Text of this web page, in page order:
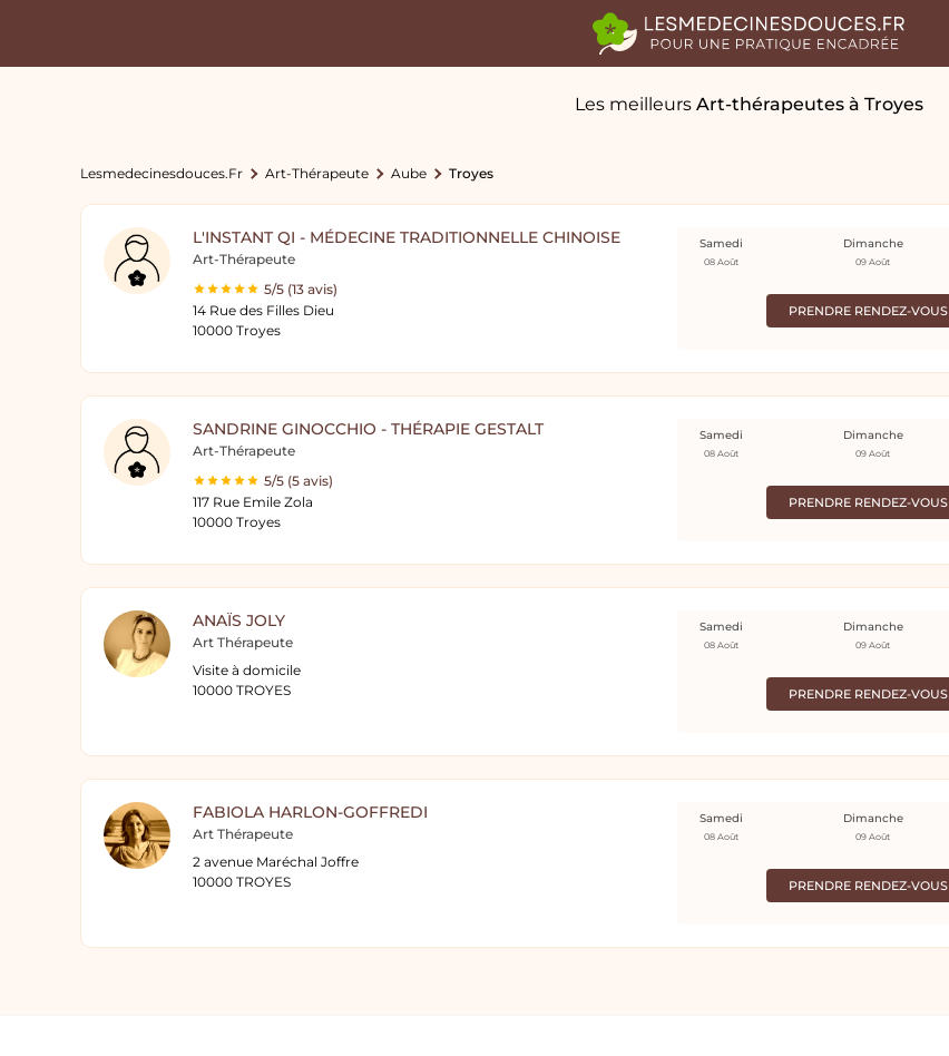
Les meilleurs Art-thérapeutes à Troyes
Lesmedecinesdouces.fr Art-Thérapeute Aube Troyes
L'INSTANT QI - MÉDECINE TRADITIONNELLE CHINOISE
Art-Thérapeute
5/5 (13 avis)
14 Rue des Filles Dieu
10000 Troyes
PRENDRE RENDEZ-VOUS
Samedi
08 Août
Dimanche
09 Août
SANDRINE GINOCCHIO - THÉRAPIE GESTALT
Art-Thérapeute
5/5 (5 avis)
117 Rue Emile Zola
10000 Troyes
PRENDRE RENDEZ-VOUS
Samedi
08 Août
Dimanche
09 Août
ANAÏS JOLY
Art Thérapeute
Visite à domicile
10000 TROYES
PRENDRE RENDEZ-VOUS
Samedi
08 Août
Dimanche
09 Août
FABIOLA HARLON-GOFFREDI
Art Thérapeute
2 avenue Maréchal Joffre
10000 TROYES
PRENDRE RENDEZ-VOUS
Samedi
08 Août
Dimanche
09 Août